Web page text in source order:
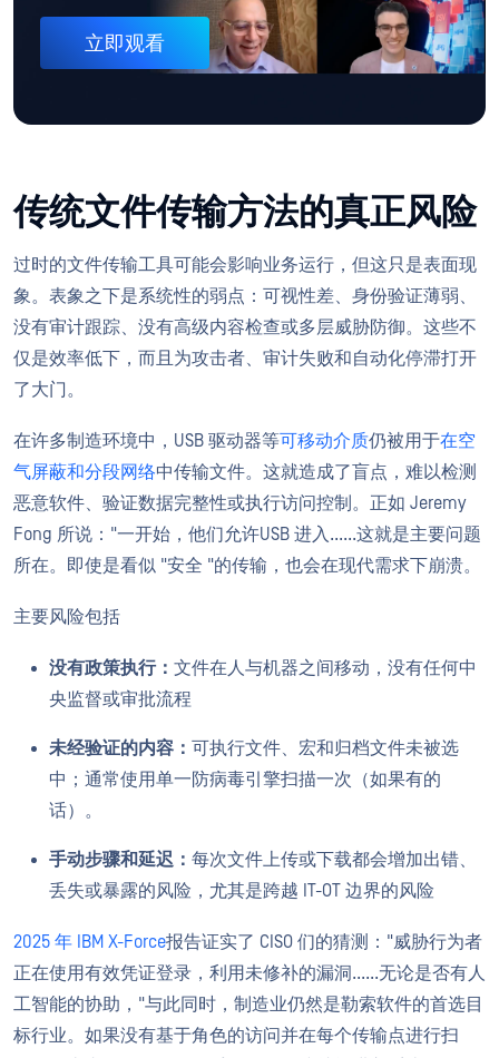
立即观看
传统文件传输方法的真正风险
过时的文件传输工具可能会影响业务运行，但这只是表面现
象。表象之下是系统性的弱点：可视性差、身份验证薄弱、
没有审计跟踪、没有高级内容检查或多层威胁防御。这些不
仅是效率低下，而且为攻击者、审计失败和自动化停滞打开
了大门。
在许多制造环境中，USB 驱动器等可移动介质仍被用于在空
气屏蔽和分段网络中传输文件。这就造成了盲点，难以检测
恶意软件、验证数据完整性或执行访问控制。正如 Jeremy
Fong 所说："一开始，他们允许USB 进入......这就是主要问题
所在。即使是看似 "安全 "的传输，也会在现代需求下崩溃。
主要风险包括
没有政策执行： 文件在人与机器之间移动，没有任何中
央监督或审批流程
未经验证的内容： 可执行文件、宏和归档文件未被选
中；通常使用单一防病毒引擎扫描一次（如果有的
话）。
手动步骤和延迟： 每次文件上传或下载都会增加出错、
丢失或暴露的风险，尤其是跨越 IT-OT 边界的风险
2025 年 IBM X-Force报告证实了 CISO 们的猜测："威胁行为者
正在使用有效凭证登录，利用未修补的漏洞......无论是否有人
工智能的协助，"与此同时，制造业仍然是勒索软件的首选目
标行业。如果没有基于角色的访问并在每个传输点进行扫